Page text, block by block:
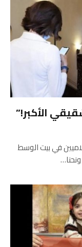
الأكبر!”
في بيت الوسط